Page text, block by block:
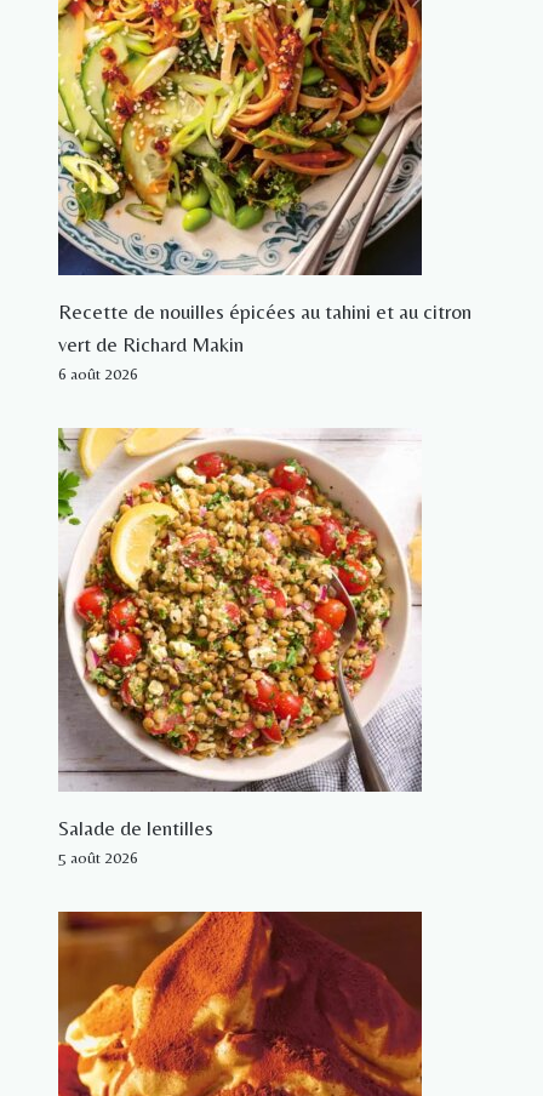
Recette de nouilles épicées au tahini et au citron
vert de Richard Makin
6 août 2026
Salade de lentilles
5 août 2026